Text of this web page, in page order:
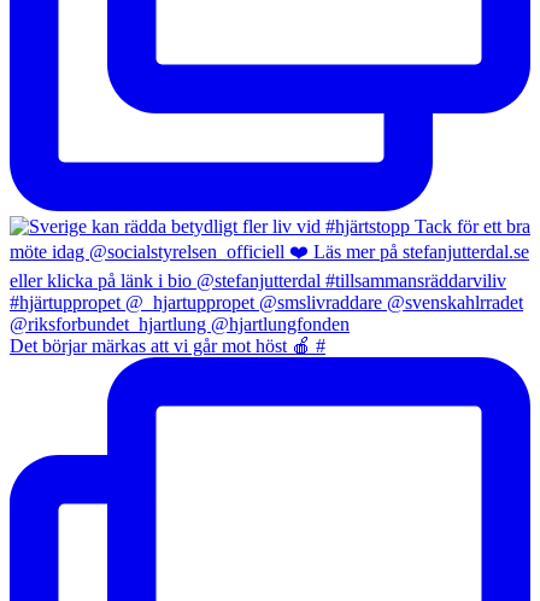
Det börjar märkas att vi går mot höst 🍎 #